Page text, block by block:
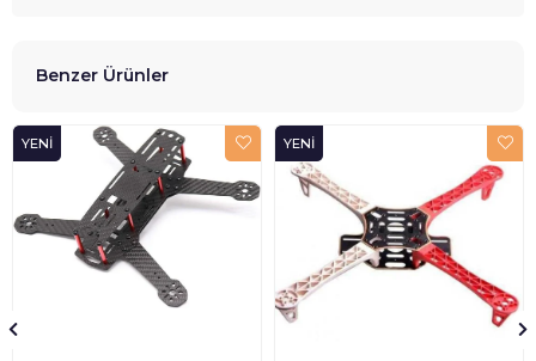
Benzer Ürünler
YENI YENI
ÜRÜN